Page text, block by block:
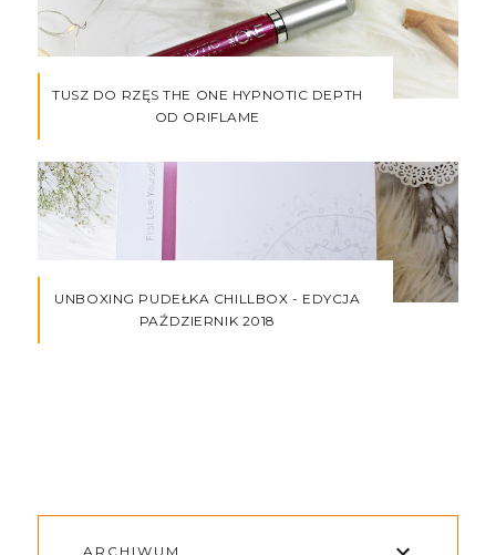
TUSZ DO RZĘS THE ONE HYPNOTIC DEPTH
OD ORIFLAME
UNBOXING PUDEŁKA CHILLBOX - EDYCJA
PAŹDZIERNIK 2018
ARCHIWUM